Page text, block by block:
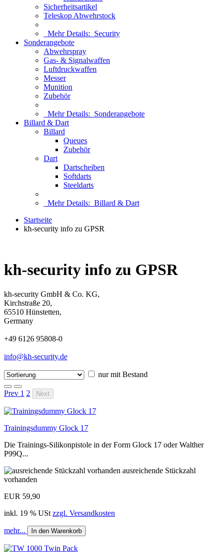
Sicherheitsartikel
Teleskop Abwehrstock
Mehr Details: Security
Sonderangebote
Abwehrspray
Gas- & Signalwaffen
Luftdruckwaffen
Messer
Munition
Zubehör
Mehr Details: Sonderangebote
Billard & Dart
Billard
Queues
Zubehör
Dart
Dartscheiben
Softdarts
Steeldarts
Mehr Details: Billard & Dart
Startseite
kh-security info zu GPSR
kh-security info zu GPSR
kh-security GmbH & Co. KG,
Kirchstraße 20,
65510 Hünstetten,
Germany
+49 6126 95808-0
info@kh-security.de
nur mit Bestand
Prev 1 2 Next
Trainingsdummy Glock 17
Die Trainings-Silikonpistole in der Form Glock 17 oder Walther
P99Q...
ausreichende Stückzahl
vorhanden
EUR 59,90
inkl. 19 % USt zzgl. Versandkosten
mehr... In den Warenkorb